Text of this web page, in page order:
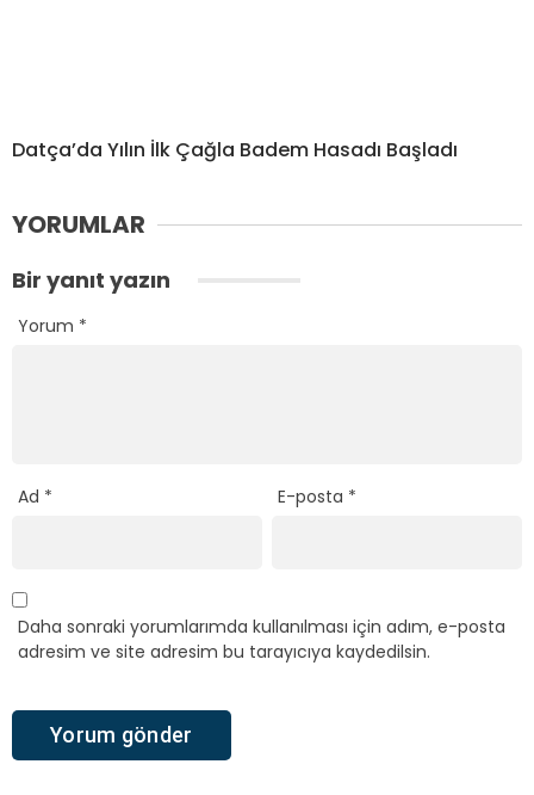
Datça’da Yılın İlk Çağla Badem Hasadı Başladı
YORUMLAR
Bir yanıt yazın
Yorum *
Ad * E-posta *
Daha sonraki yorumlarımda kullanılması için adım, e-posta
adresim ve site adresim bu tarayıcıya kaydedilsin.